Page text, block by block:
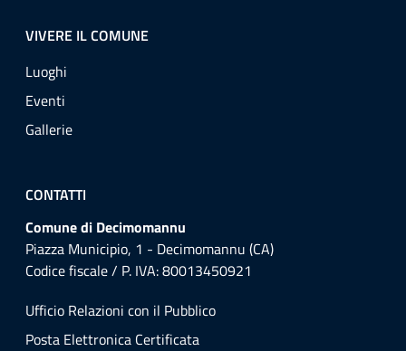
VIVERE IL COMUNE
Luoghi
Eventi
Gallerie
CONTATTI
Comune di Decimomannu
Piazza Municipio, 1 - Decimomannu (CA)
Codice fiscale / P. IVA: 80013450921
Ufficio Relazioni con il Pubblico
Posta Elettronica Certificata